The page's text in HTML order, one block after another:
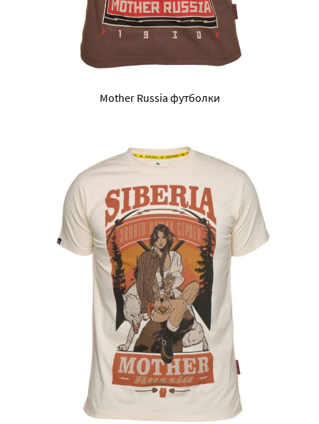
Mother Russia футболки